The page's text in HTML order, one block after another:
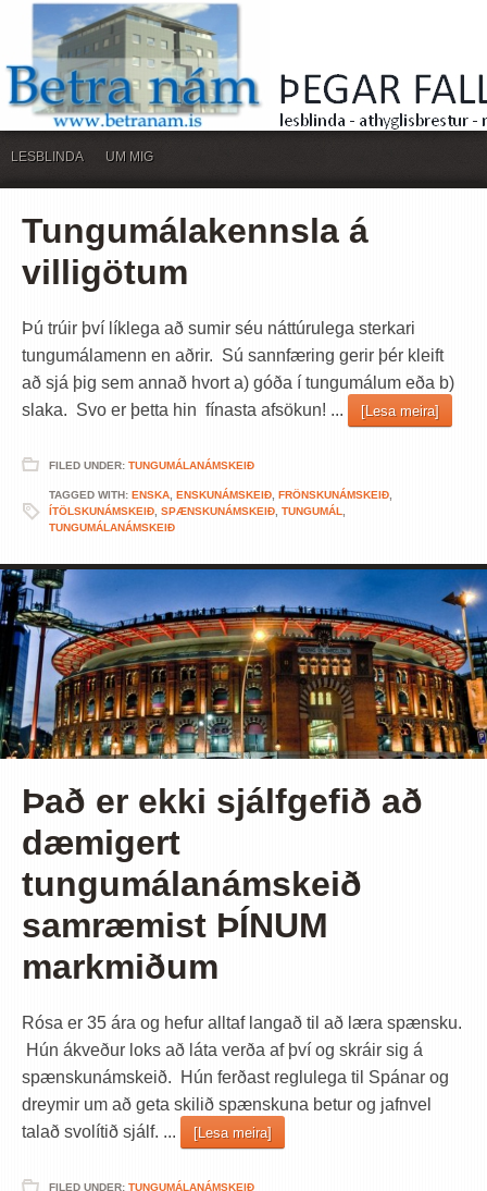
LESBLINDA UM MIG
Tungumálakennsla á
villigötum
Þú trúir því líklega að sumir séu náttúrulega sterkari
tungumálamenn en aðrir. Sú sannfæring gerir þér kleift
að sjá þig sem annað hvort a) góða í tungumálum eða b)
slaka. Svo er þetta hin fínasta afsökun! ...
[Lesa meira]
FILED UNDER: TUNGUMÁLANÁMSKEIÐ
TAGGED WITH: ENSKA ENSKUNÁMSKEIÐ FRÖNSKUNÁMSKEIÐ
ÍTÖLSKUNÁMSKEIÐ SPÆNSKUNÁMSKEIÐ TUNGUMÁL
TUNGUMÁLANÁMSKEIÐ
Það er ekki sjálfgefið að
dæmigert
tungumálanámskeið
samræmist ÞÍNUM
markmiðum
Rósa er 35 ára og hefur alltaf langað til að læra spænsku.
Hún ákveður loks að láta verða af því og skráir sig á
spænskunámskeið. Hún ferðast reglulega til Spánar og
dreymir um að geta skilið spænskuna betur og jafnvel
talað svolítið sjálf. ...
[Lesa meira]
FILED UNDER: TUNGUMÁLANÁMSKEIÐ